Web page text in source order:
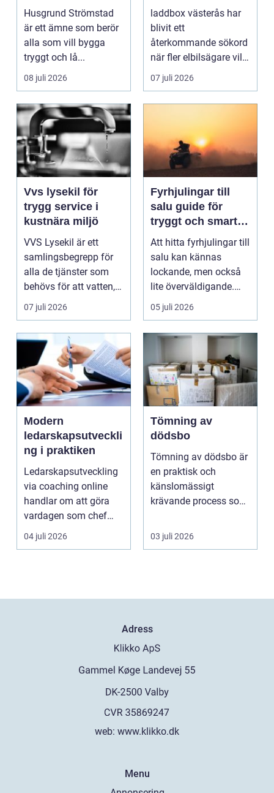
boende vid kusten
Husgrund Strömstad
är ett ämne som berör
alla som vill bygga
tryggt och lå...
08 juli 2026
hemmaladdning
laddbox västerås har
blivit ett
återkommande sökord
när fler elbilsägare vill
ladda hemma på ett
säk...
07 juli 2026
Vvs lysekil för
trygg service i
kustnära miljö
VVS Lysekil är ett
samlingsbegrepp för
alla de tjänster som
behövs för att vatten,
värme och avlopp ...
07 juli 2026
Fyrhjulingar till
salu guide för
tryggt och smart
köp
Att hitta fyrhjulingar till
salu kan kännas
lockande, men också
lite överväldigande.
Utbudet är stor...
05 juli 2026
Modern
ledarskapsutveckli
ng i praktiken
Ledarskapsutveckling
via coaching online
handlar om att göra
vardagen som chef
både mer h...
04 juli 2026
Tömning av
dödsbo
Tömning av dödsbo är
en praktisk och
känslomässigt
krävande process som
gång ell...
03 juli 2026
Adress
web: www.klikko.dk
Menu